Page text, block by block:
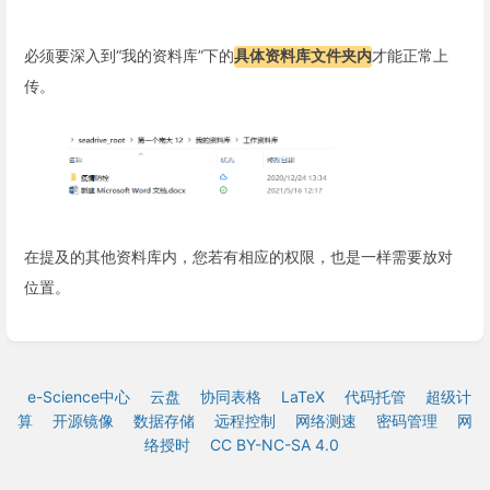
必须要深入到“我的资料库”下的具体资料库文件夹内才能正常上
传。
在提及的其他资料库内，您若有相应的权限，也是一样需要放对
位置。
e-Science中心 云盘 协同表格 LaTeX 代码托管
超级计
算
开源镜像 数据存储 远程控制 网络测速 密码管理
网
络授时
CC BY-NC-SA 4.0